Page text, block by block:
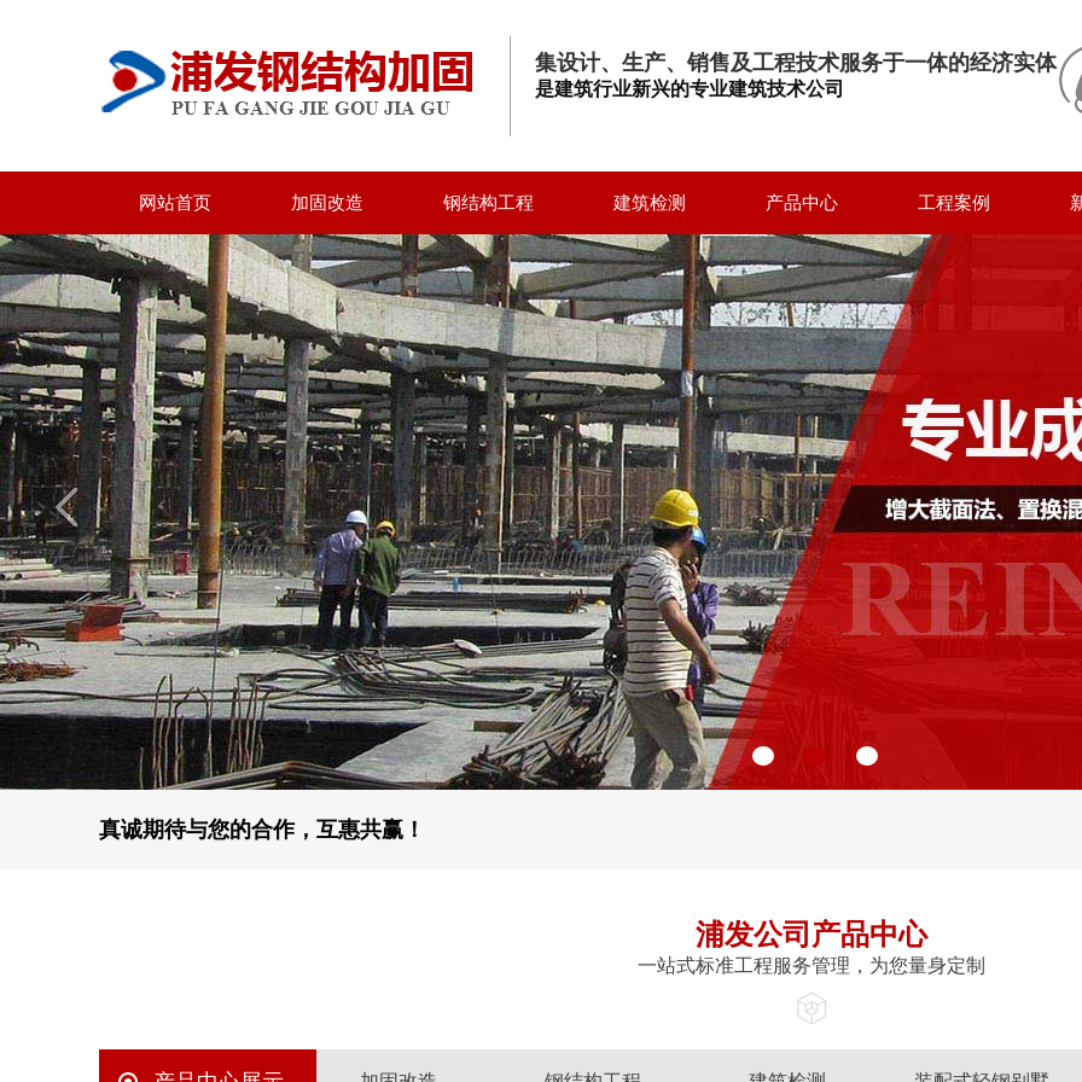
集设计、生产、销售及工程技术服务于一体的经济实体
是建筑行业新兴的专业建筑技术公司
网站首页 加固改造 钢结构工程 建筑检测 产品中心 工程案例
真诚期待与您的合作，互惠共赢！
浦发公司产品中心
一站式标准工程服务管理，为您量身定制